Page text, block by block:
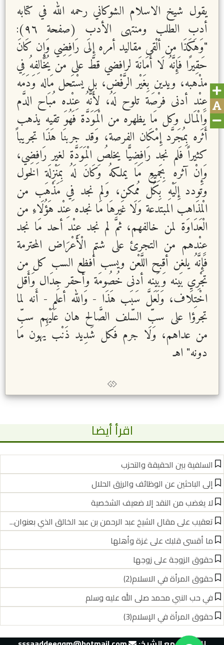
يقول شيخ الاسلام الشوكاني رحمه الله في كتابه
أدب الطلب ومنتهى الأدب (صفحة ٩٦):
"وَهَكَذَا من ألْقى مقاليد أمره إِلَى رَافِضِي وَإِن كَانَ
حَقِيرًا فَإِنَّهُ لَا أَمَانَة لرافضي قطّ على من يُخَالِفهُ فِي
مذْهبه، ويدين بِغَيْر الرَّفْض، بل يسْتَحل مَاله وَدَمه
عِنْد أدنى فرْصَة تلوح لَهُ، لِأَنَّهُ عِنْده مُبَاح الدَّم
وَالْمَال وكل مَا يظهره من الْمَوَدَّة فَهُوَ تقيه يذهب
أَثَره بِمُجَرَّد إِمْكَان الفرصة، وَقد جربنَا هَذَا تجريباً
كثيراً فَلم نجد رَافِضِيًّا يخلصُ الْمَوَدَّة لغير رَافِضِي،
وَإِنْ آثره بِجَمِيعِ مَا يملكهُ وَكَانَ لَهُ بِمَنْزِلَة الخول
وتودد إِلَيْهِ بِكُل مُمكن، وَلم نجد فِي مَذْهَب من
الْمذَاهب المبتدعة وَلَا غَيرهَا مَا نجده عِنْد هَؤُلَاءِ من
الْعَدَاوَة لمن خالفهم، ثمَّ لم نجد عِنْد أحد مَا نجد
عِنْدهم من التجرئ على شتم الْأَعْرَاض المحترمة
فَإِنَّهُ يلغن أقبح اللَّعْن ويسب أفظع السب كل من
تجْرِي بَينه وَبَينه أدنى خُصُومَة وأحقر جِدَال وَأَقل
اخْتِلَاف، وَلَعَلَّ سَبَب هَذَا - وَالله أعلم - أَنه لما
تجرؤا على سبّ السّلف الصَّالح هان عَلَيْهِم سبّ
من عداهم، وَلَا جرم فَكل شَدِيد ذَنْب يهون مَا
دونه" اهـ
اقرأ أيضا
السلفية بين الحقيقة والتحزب
إلى الباحثين عن الوظائف والرزق الحلال
لا يغضب من النقد إلا ضعيف الشخصية
تعقيب على مقال الشيخ عبد الرحمن بن عبد الخالق الذي بعنوان...
ما أقسى قلبك على غزة وأهلها
حقوق الزوجة على زوجها
حقوق المرأة في الاسلام(2)
في حب النبي محمد صلى الله عليه وسلم
حقوق المرأة في الإسلام(3)